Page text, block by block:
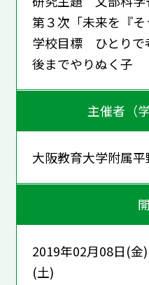
第３次「未来を『そ
学校目標 ひとり
後までやりぬく子
主催者（
大阪教育大学附属
2019年02月08日(金
(土)